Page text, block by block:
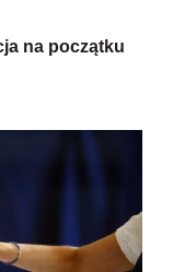
na początku